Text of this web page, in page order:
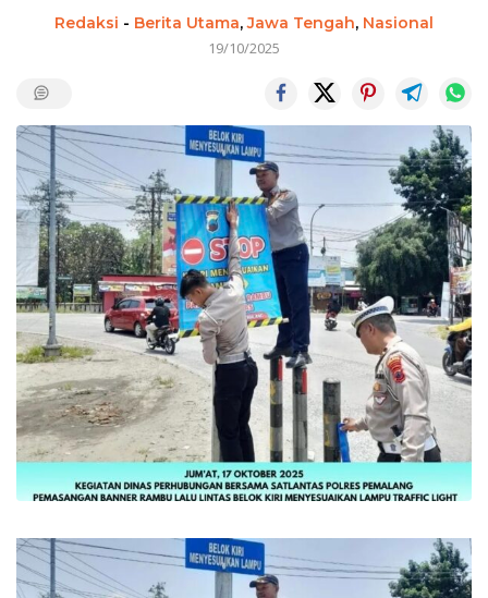
Redaksi - Berita Utama,Jawa Tengah, Nasional
19/10/2025